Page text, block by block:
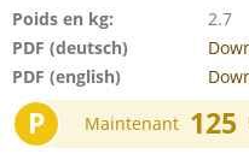
Poids en kg:
2.7
PDF (deutsch)
PDF (english)
P Maintenant 125